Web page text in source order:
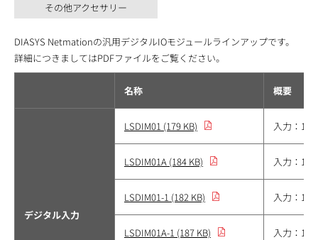
その他アクセサリー
DIASYS Netmationの汎用デジタルIOモジュールラインアップです。
詳細につきましてはPDFファイルをご覧ください。
名称 概要
デジタル入力
LSDIM01 (179 KB) 入力：16
LSDIM01A (184 KB) 入力：16
LSDIM01-1 (182 KB) 入力：16
LSDIM01A-1 (187 KB) 入力：16